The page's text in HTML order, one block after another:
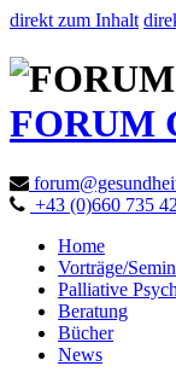
direkt zum Inhalt
FORUM
+43 (0)660 735
Home
Vorträge/
Palliative
Beratung
Bücher
News